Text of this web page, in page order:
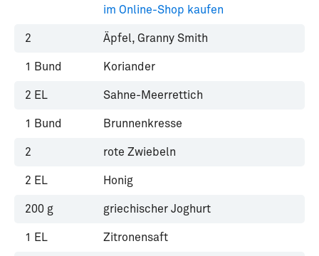
im Online-Shop kaufen
2 Äpfel, Granny Smith
1 Bund Koriander
2 EL Sahne-Meerrettich
1 Bund Brunnenkresse
2 rote Zwiebeln
2 EL Honig
200 g griechischer Joghurt
1 EL Zitronensaft